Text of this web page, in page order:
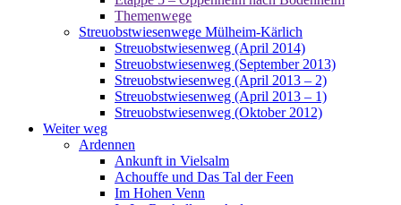
Themenwege
Streuobstwiesenwege Mülheim-Kärlich
Streuobstwiesenweg (April 2014)
Streuobstwiesenweg (September 2013)
Streuobstwiesenweg (April 2013 – 2)
Streuobstwiesenweg (April 2013 – 1)
Streuobstwiesenweg (Oktober 2012)
Weiter weg
Ardennen
Ankunft in Vielsalm
Achouffe und Das Tal der Feen
Im Hohen Venn